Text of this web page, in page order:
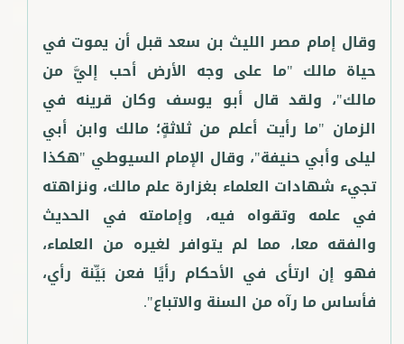
وقال إمام مصر الليث بن سعد قبل أن يموت في
حياة مالك "ما على وجه الأرض أحب إليَّ من
مالك"، ولقد قال أبو يوسف وكان قرينه في
الزمان "ما رأيت أعلم من ثلاثةٍ؛ مالك وابن أبي
ليلى وأبي حنيفة"، وقال الإمام السيوطي "هكذا
تجيء شهادات العلماء بغزارة علم مالك، ونزاهته
في علمه وتقواه فيه، وإمامته في الحديث
والفقه معا، مما لم يتوافر لغيره من العلماء،
فهو إن ارتأى في الأحكام رأيًا فعن بَيِّنة رأي،